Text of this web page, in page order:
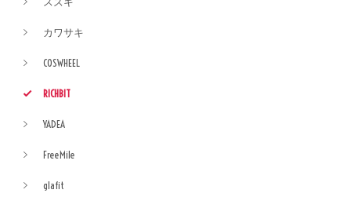
カワサキ
COSWHEEL
RICHBIT
YADEA
FreeMile
glafit